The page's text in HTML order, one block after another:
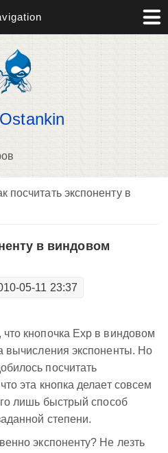
посчитать экспоненту в
в виндовом
05-11 23:37
кнопочка Exp в виндовом
вычисления экспоненты. Но
посчитать
эта кнопка делает совсем
лишь быстрый способ
степени.
экспоненту? Не лезть